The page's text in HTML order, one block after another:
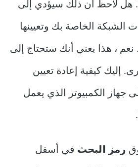
بنظام Windows 11. هل لاحظ أن ذلك سيؤدي إلى
الشبكة الخاصة بك وتعيينها
نعم ، هذا يعني أنك ستحتاج إلى
إليك كيفية إعادة تعيين
جهاز الكمبيوتر الذي يعمل
رمز البحث في أسفل